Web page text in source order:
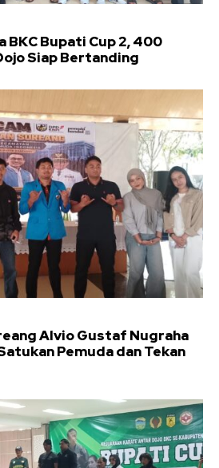
BKC Bupati Cup 2, 400
Siap Bertanding
Alvio Gustaf Nugraha
Pemuda dan Tekan